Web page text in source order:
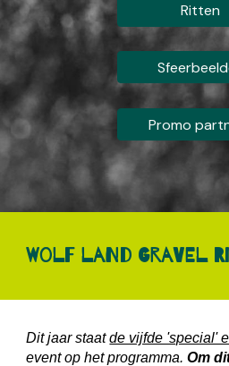
Ritten
Promo
Wolf Land Gravel
Dit jaar staatde vijfde 'special'
event op het programma.Om